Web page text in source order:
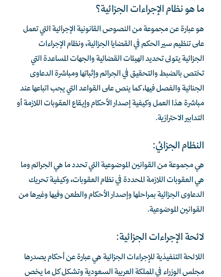
ما هو نظام الإجراءات الجزائية؟
هو عبارة عن مجموعة من النصوص القانونية الإجرائية التي تعمل
على تنظيم سير الحكم في القضايا الجزائية، ونظام الإجراءات
الجزائية يتولى تحديد الهيئات القضائية والجهات المساعدة التي
تختص بالضبط والتحقيق في الجرائم وإثباتها ومباشرة الدعاوى
الجنائية والفصل فيها، كما ينص على القواعد التي يجب اتباعها عند
مباشرة هذا العمل وكيفية إصدار الأحكام وإيقاع العقوبات اللازمة أو
التدابير الاحترازية.
النظام الجزائي:
هي مجموعة من القوانين الموضوعية التي تحدد ما هي الجرائم وما
هي العقوبات اللازمة المحددة في نظام العقوبات، وكيفية تحريك
الدعاوى الجزائية بمراحلها وإصدار الأحكام والطعن وفيها وغيرها من
القوانين الموضوعية.
لائحة الإجراءات الجزائية:
اللائحة التنفيذية للإجراءات الجزائية هي عبارة عن أحكام يصدرها
مجلس الوزراء في المملكة العربية السعودية وتشكل كل ما يخص